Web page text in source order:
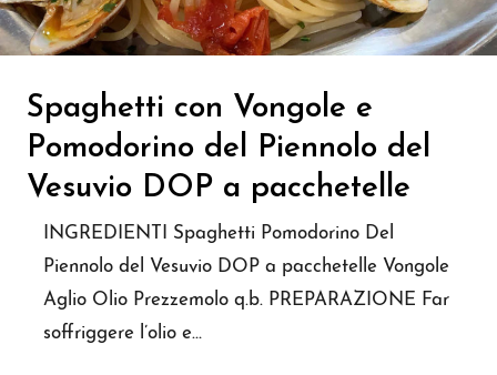
Spaghetti con Vongole e
Pomodorino del Piennolo del
Vesuvio DOP a pacchetelle
INGREDIENTI Spaghetti Pomodorino Del
Piennolo del Vesuvio DOP a pacchetelle Vongole
Aglio Olio Prezzemolo q.b. PREPARAZIONE Far
soffriggere l’olio e…